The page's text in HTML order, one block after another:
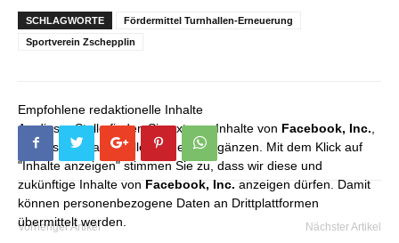
SCHLAGWORTE
Fördermittel Turnhallen-Erneuerung
Sportverein Zschepplin
Empfohlene redaktionelle Inhalte
An dieser Stelle finden Sie externe Inhalte von Facebook, Inc.
die unser redaktionelles Angebot ergänzen. Mit dem Klick auf
"Inhalte anzeigen" stimmen Sie zu, dass wir diese und
zukünftige Inhalte von Facebook, Inc. anzeigen dürfen. Damit
können personenbezogene Daten an Drittplattformen
übermittelt werden.
Vorheriger Artikel Nächster Artikel